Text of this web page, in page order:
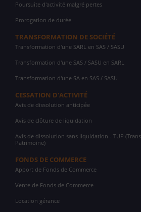
Poursuite d'activité malgré pertes
Prorogation de durée
TRANSFORMATION DE SOCIÉTÉ
Transformation d'une SARL en SAS / SASU
Transformation d'une SAS / SASU en SARL
Transformation d'une SA en SAS / SASU
CESSATION D'ACTIVITÉ
Avis de dissolution anticipée
Avis de clôture de liquidation
Avis de dissolution sans liquidation - TUP
Patrimoine)
FONDS DE COMMERCE
Apport de Fonds de Commerce
Vente de Fonds de Commerce
Location gérance